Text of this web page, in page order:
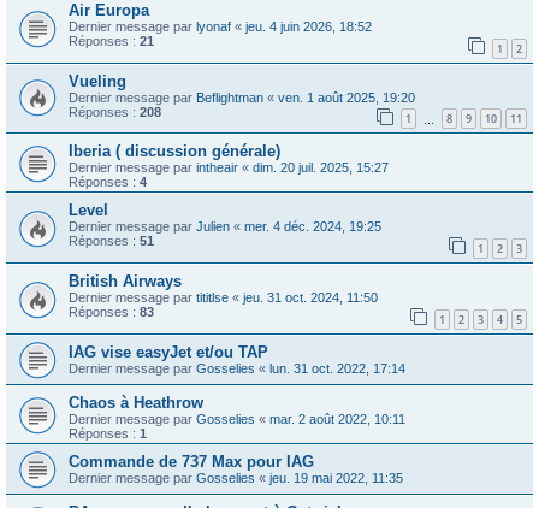
Air Europa
Dernier message par lyonaf « jeu. 4 juin 2026, 18:52
Réponses : 21 1 2
Vueling
Dernier message par Beflightman « ven. 1 août 2025, 19:20
Réponses : 208 1 8 9 10 11
Iberia ( discussion générale)
Dernier message par intheair « dim. 20 juil. 2025, 15:27
Réponses : 4
Level
Dernier message par Julien « mer. 4 déc. 2024, 19:25
Réponses : 51 1 2 3
British Airways
Dernier message par tititlse « jeu. 31 oct. 2024, 11:50
Réponses : 83 1 2 3 4 5
IAG vise easyJet et/ou TAP
Dernier message par Gosselies « lun. 31 oct. 2022, 17:14
Chaos à Heathrow
Dernier message par Gosselies « mar. 2 août 2022, 10:11
Réponses : 1
Commande de 737 Max pour IAG
Dernier message par Gosselies « jeu. 19 mai 2022, 11:35